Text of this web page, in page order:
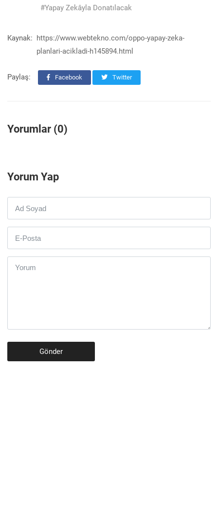
#Yapay Zekâyla Donatılacak
Kaynak: https://www.webtekno.com/oppo-yapay-zeka-
planlari-acikladi-h145894.html
Paylaş: Facebook Twitter
Yorumlar (0)
Yorum Yap
Gönder